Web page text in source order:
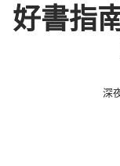
好書指
深